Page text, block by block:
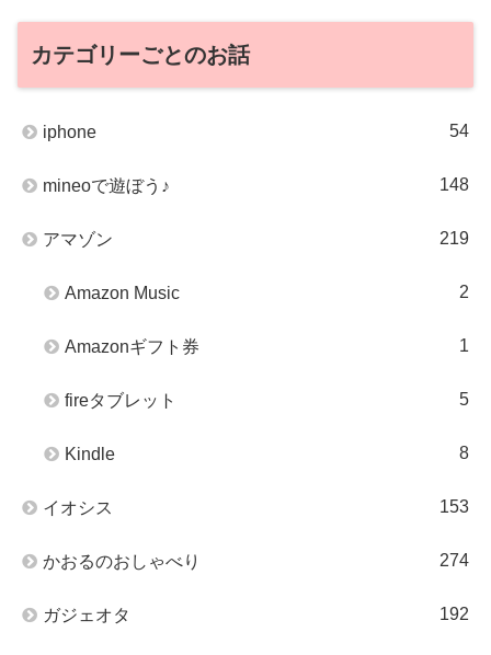
カテゴリーごとのお話
iphone 54
mineoで遊ぼう♪ 148
アマゾン 219
Amazon Music 2
Amazonギフト券 1
fireタブレット 5
Kindle 8
イオシス 153
かおるのおしゃべり 274
ガジェオタ 192